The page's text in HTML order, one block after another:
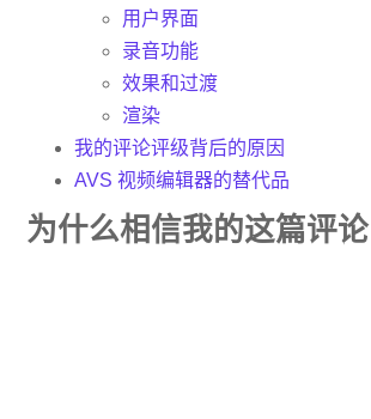
用户界面
录音功能
效果和过渡
渲染
我的评论评级背后的原因
AVS 视频编辑器的替代品
为什么相信我的这篇评论